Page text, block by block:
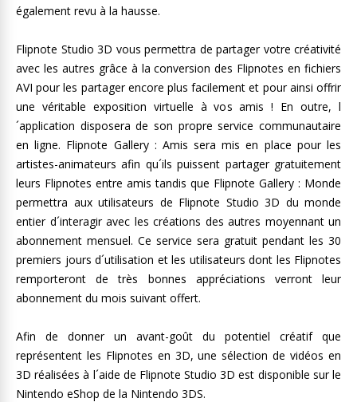
également revu à la hausse.
Flipnote Studio 3D vous permettra de partager votre créativité
avec les autres grâce à la conversion des Flipnotes en fichiers
AVI pour les partager encore plus facilement et pour ainsi offrir
une véritable exposition virtuelle à vos amis ! En outre, l
´application disposera de son propre service communautaire
en ligne. Flipnote Gallery : Amis sera mis en place pour les
artistes-animateurs afin qu´ils puissent partager gratuitement
leurs Flipnotes entre amis tandis que Flipnote Gallery : Monde
permettra aux utilisateurs de Flipnote Studio 3D du monde
entier d´interagir avec les créations des autres moyennant un
abonnement mensuel. Ce service sera gratuit pendant les 30
premiers jours d´utilisation et les utilisateurs dont les Flipnotes
remporteront de très bonnes appréciations verront leur
abonnement du mois suivant offert.
Afin de donner un avant-goût du potentiel créatif que
représentent les Flipnotes en 3D, une sélection de vidéos en
3D réalisées à l´aide de Flipnote Studio 3D est disponible sur le
Nintendo eShop de la Nintendo 3DS.